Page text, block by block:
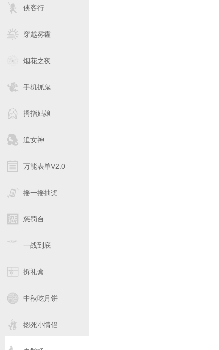
侠客行
穿越雾霾
烟花之夜
手机抓鬼
拇指姑娘
追女神
万能表单V2.0
摇一摇抽奖
惩罚台
一战到底
拆礼盒
中秋吃月饼
摁死小情侣